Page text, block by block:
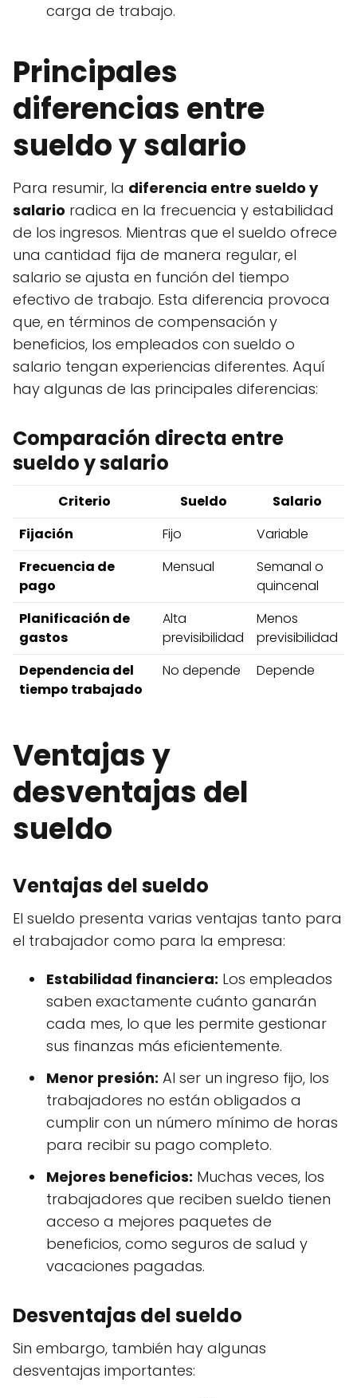
carga de trabajo.
Principales
diferencias entre
sueldo y salario
Para resumir, la diferencia entre sueldo y
salario radica en la frecuencia y estabilidad
de los ingresos. Mientras que el sueldo ofrece
una cantidad fija de manera regular, el
salario se ajusta en función del tiempo
efectivo de trabajo. Esta diferencia provoca
que, en términos de compensación y
beneficios, los empleados con sueldo o
salario tengan experiencias diferentes. Aquí
hay algunas de las principales diferencias:
Comparación directa entre
sueldo y salario
Criterio Sueldo
Salario
Fijación
Fijo
Variable
Frecuencia de
pago
Mensual
Semanal o
quincenal
Planificación de
gastos
Alta
previsibilidad
Menos
previsibilidad
Dependencia del
tiempo trabajado
No depende Depende
Ventajas y
desventajas del
sueldo
Ventajas del sueldo
El sueldo presenta varias ventajas tanto para
el trabajador como para la empresa:
Estabilidad financiera: Los empleados
saben exactamente cuánto ganarán
cada mes, lo que les permite gestionar
sus finanzas más eficientemente.
Menor presión: Al ser un ingreso fijo, los
trabajadores no están obligados a
cumplir con un número mínimo de horas
para recibir su pago completo.
Mejores beneficios: Muchas veces, los
trabajadores que reciben sueldo tienen
acceso a mejores paquetes de
beneficios, como seguros de salud y
vacaciones pagadas.
Desventajas del sueldo
Sin embargo, también hay algunas
desventajas importantes: